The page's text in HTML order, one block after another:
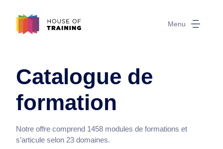
Menu
Catalogue de
formation
Notre offre comprend 1458 modules de formations et
s’articule selon 23 domaines.